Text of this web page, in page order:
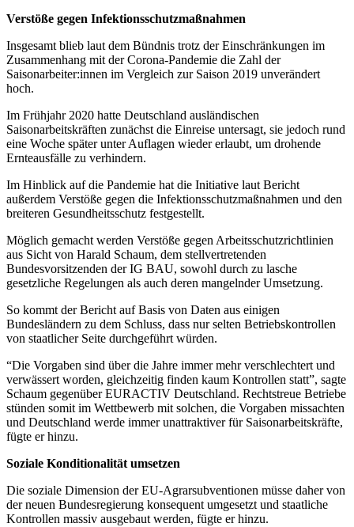
Verstöße gegen Infektionsschutzmaßnahmen
Insgesamt blieb laut dem Bündnis trotz der Einschränkungen im
Zusammenhang mit der Corona-Pandemie die Zahl der
Saisonarbeiter:innen im Vergleich zur Saison 2019 unverändert
hoch.
Im Frühjahr 2020 hatte Deutschland ausländischen
Saisonarbeitskräften zunächst die Einreise untersagt, sie jedoch rund
eine Woche später unter Auflagen wieder erlaubt, um drohende
Ernteausfälle zu verhindern.
Im Hinblick auf die Pandemie hat die Initiative laut Bericht
außerdem Verstöße gegen die Infektionsschutzmaßnahmen und den
breiteren Gesundheitsschutz festgestellt.
Möglich gemacht werden Verstöße gegen Arbeitsschutzrichtlinien
aus Sicht von Harald Schaum, dem stellvertretenden
Bundesvorsitzenden der IG BAU, sowohl durch zu lasche
gesetzliche Regelungen als auch deren mangelnder Umsetzung.
So kommt der Bericht auf Basis von Daten aus einigen
Bundesländern zu dem Schluss, dass nur selten Betriebskontrollen
von staatlicher Seite durchgeführt würden.
“Die Vorgaben sind über die Jahre immer mehr verschlechtert und
verwässert worden, gleichzeitig finden kaum Kontrollen statt”, sagte
Schaum gegenüber EURACTIV Deutschland. Rechtstreue Betriebe
stünden somit im Wettbewerb mit solchen, die Vorgaben missachten
und Deutschland werde immer unattraktiver für Saisonarbeitskräfte,
fügte er hinzu.
Soziale Konditionalität umsetzen
Die soziale Dimension der EU-Agrarsubventionen müsse daher von
der neuen Bundesregierung konsequent umgesetzt und staatliche
Kontrollen massiv ausgebaut werden, fügte er hinzu.